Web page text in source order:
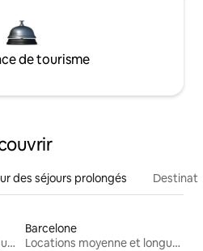
de tourisme
des séjours prolongés
Locations moyenne et longue durée
Barcelone
Locations moyenne et longue durée